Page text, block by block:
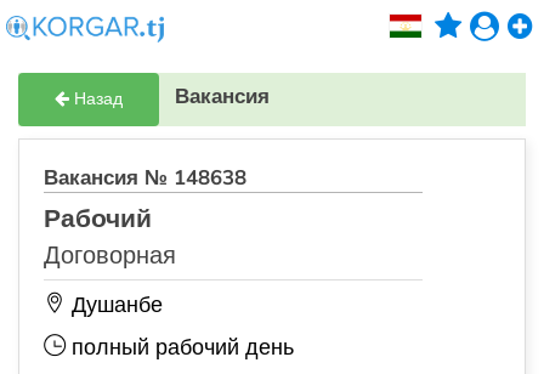
Назад Вакансия
Вакансия № 148638
Рабочий
Договорная
Душанбе
полный рабочий день